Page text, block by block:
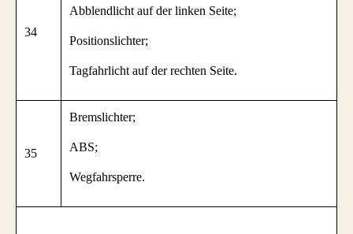
34
Abblendlicht auf der linken Seite;
Positionslichter;
Tagfahrlicht auf der rechten Seite.
35
Bremslichter;
ABS;
Wegfahrsperre.